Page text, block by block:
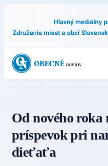
Od nového roka
príspevok pri
dieťaťa